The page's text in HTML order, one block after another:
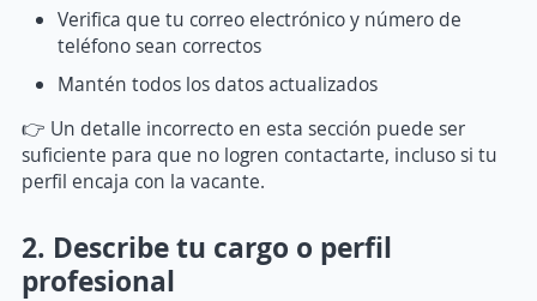
Verifica que tu correo electrónico y número de
teléfono sean correctos
Mantén todos los datos actualizados
👉 Un detalle incorrecto en esta sección puede ser
suficiente para que no logren contactarte, incluso si tu
perfil encaja con la vacante.
2. Describe tu cargo o perfil
profesional